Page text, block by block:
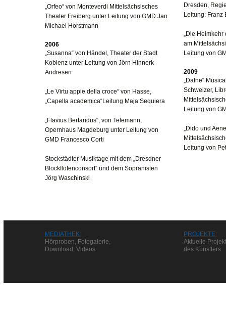
„Orfeo“ von Monteverdi Mittelsächsisches
Theater Freiberg unter Leitung von GMD Jan
Michael Horstmann
2006
„Susanna“ von Händel, Theater der Stadt
Koblenz unter Leitung von Jörn Hinnerk
Andresen
„Le Virtu appie della croce“ von Hasse,
„Capella academica“Leitung Maja Sequiera
„Flavius Bertaridus“, von Telemann,
Opernhaus Magdeburg unter Leitung von
GMD Francesco Corti
Stockstädter Musiktage mit dem „Dresdner
Blockflötenconsort“ und dem Sopranisten
Jörg Waschinski
Dresden,
Leitung: Franz
„Die Heimkehr
am
Leitung von
2009
„Dafne“
Schweizer,
Leitung von
„Dido und
Leitung von
MEDIATHEK:
Hörproben, Fotogalerie,
Download, Videos
PROJEKTE:
Aktuelle
des Künstlers